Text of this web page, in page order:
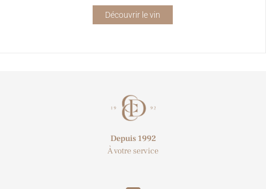
Découvrir le vin
Depuis 1992
À votre service